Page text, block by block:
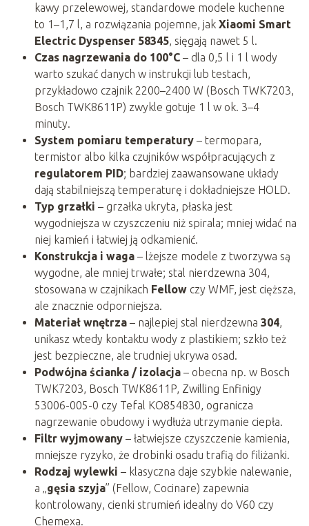
kawy przelewowej, standardowe modele kuchenne
to 1–1,7 l, a rozwiązania pojemne, jak Xiaomi Smart
Electric Dyspenser 58345, sięgają nawet 5 l.
Czas nagrzewania do 100°C– dla 0,5 l i 1 l wody
warto szukać danych w instrukcji lub testach,
przykładowo czajnik 2200–2400 W (Bosch TWK7203,
Bosch TWK8611P) zwykle gotuje 1 l w ok. 3–4
minuty.
System pomiaru temperatury– termopara,
termistor albo kilka czujników współpracujących z
regulatorem PID; bardziej zaawansowane układy
dają stabilniejszą temperaturę i dokładniejsze HOLD.
Typ grzałki – grzałka ukryta, płaska jest
wygodniejsza w czyszczeniu niż spirala; mniej widać na
niej kamień i łatwiej ją odkamienić.
Konstrukcja i waga– lżejsze modele z tworzywa są
wygodne, ale mniej trwałe; stal nierdzewna 304,
stosowana w czajnikach Fellowczy WMF, jest cięższa,
ale znacznie odporniejsza.
Materiał wnętrza– najlepiej stal nierdzewna 304,
unikasz wtedy kontaktu wody z plastikiem; szkło też
jest bezpieczne, ale trudniej ukrywa osad.
Podwójna ścianka / izolacja– obecna np. w Bosch
TWK7203, Bosch TWK8611P, Zwilling Enfinigy
53006-005-0 czy Tefal KO854830, ogranicza
nagrzewanie obudowy i wydłuża utrzymanie ciepła.
Filtr wyjmowany– łatwiejsze czyszczenie kamienia,
mniejsze ryzyko, że drobinki osadu trafią do filiżanki.
Rodzaj wylewki – klasyczna daje szybkie nalewanie,
a „ gęsia szyja” (Fellow, Cocinare) zapewnia
kontrolowany, cienki strumień idealny do V60 czy
Chemexa.